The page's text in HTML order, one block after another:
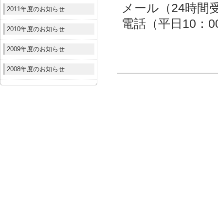
2011年度のお知らせ
2010年度のお知らせ
2009年度のお知らせ
2008年度のお知らせ
メール（24時間
電話（平日10：